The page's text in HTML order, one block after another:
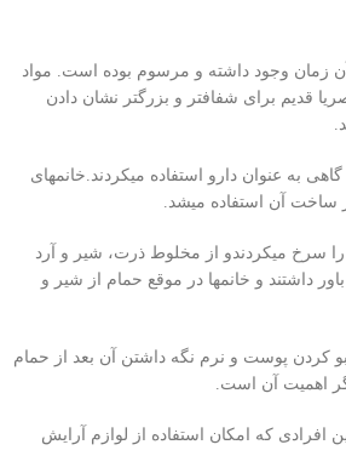
آن زمان وجود داشته و مرسوم بوده است. مواد
قدیم برای شفافتر و بزرگتر نشان دادن
گاهی به عنوان دارو استفاده میکردند.خانمهای
ساخت آن استفاده میشد.
را سرخ میکردندو از مخلوط ذرت، شیر و آرد
داشتند و خانمها در موقع حمام از شیر و
کردن پوست و نرم نگه داشتن آن بعد از حمام
اهمیت آن است.
افرادی که امکان استفاده از لوازم آرایش